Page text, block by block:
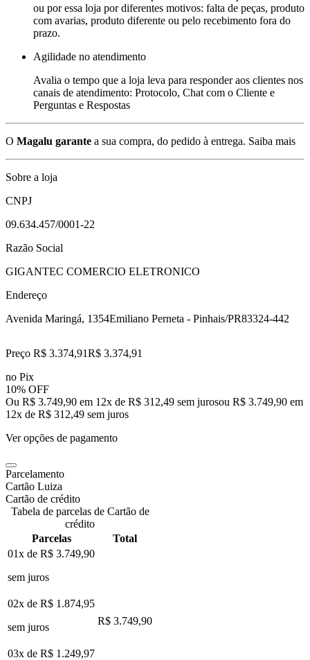
ou por essa loja por diferentes motivos: falta de peças, produto
com avarias, produto diferente ou pelo recebimento fora do
prazo.
Agilidade no atendimento
Avalia o tempo que a loja leva para responder aos clientes nos
canais de atendimento: Protocolo, Chat com o Cliente e
Perguntas e Respostas
O Magalu garante a sua compra, do pedido à entrega. Saiba mais
Sobre a loja
CNPJ
09.634.457/0001-22
Razão Social
GIGANTEC COMERCIO ELETRONICO
Endereço
Avenida Maringá, 1354Emiliano Perneta - Pinhais/PR83324-442
Preço R$ 3.374,91R$ 3.374,91
no Pix
10% OFF
Ou R$ 3.749,90 em 12x de R$ 312,49 sem jurosou R$ 3.749,90 em
12x de R$ 312,49 sem juros
Ver opções de pagamento
Parcelamento
Cartão Luiza
Cartão de crédito
Tabela de parcelas de Cartão de
crédito
Parcelas
Total
01x de R$ 3.749,90
sem juros
02x de R$ 1.874,95
sem juros
R$ 3.749,90
03x de R$ 1.249,97